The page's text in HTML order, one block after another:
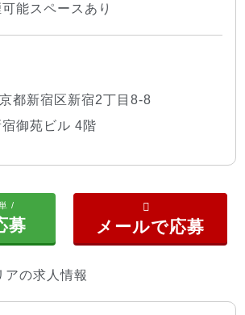
能スペースあり
都新宿区新宿2丁目8-8
御苑ビル 4階
/
募
アの求人情報